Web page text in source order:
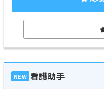
NEW 看護助手